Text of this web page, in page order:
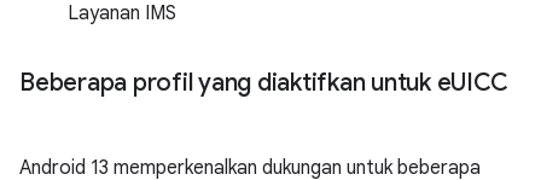
Layanan IMS
Beberapa profil yang diaktifkan untuk eUICC
Android 13 memperkenalkan dukungan untuk beberapa